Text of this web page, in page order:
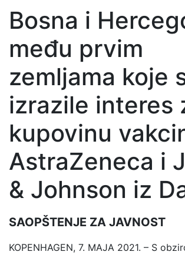
Bosna i
među prvim
zemljama koje
izrazile interes
kupovinu
AstraZeneca i
& Johnson iz
SAOPŠTENJE ZA JAVNOST
KOPENHAGEN, 7. MAJA 2021. – S